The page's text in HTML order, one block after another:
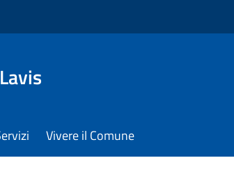
Vivere il Comune